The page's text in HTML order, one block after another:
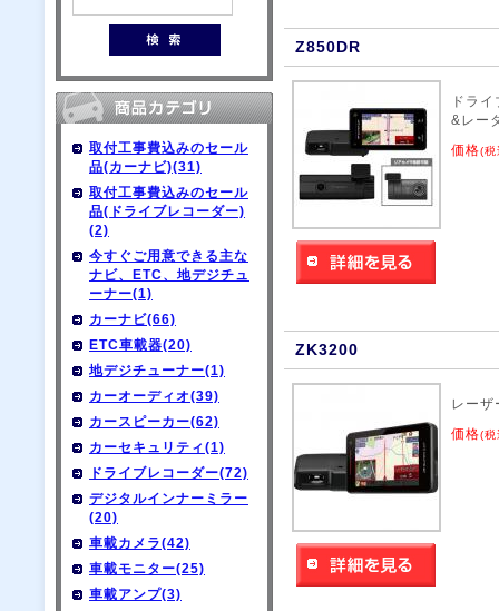
取付工事費込みのセール
品(カーナビ)(31)
取付工事費込みのセール
品(ドライブレコーダー)
(2)
今すぐご用意できる主な
ナビ、ETC、地デジチュ
ーナー(1)
カーナビ(66)
ETC車載器(20)
地デジチューナー(1)
カーオーディオ(39)
カースピーカー(62)
カーセキュリティ(1)
ドライブレコーダー(72)
デジタルインナーミラー
(20)
車載カメラ(42)
車載モニター(25)
車載アンプ(3)
Z850DR
ドラ
&レー
価格(税
ZK3200
レーザ
価格(税